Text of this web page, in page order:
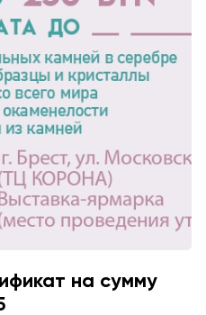
на сумму